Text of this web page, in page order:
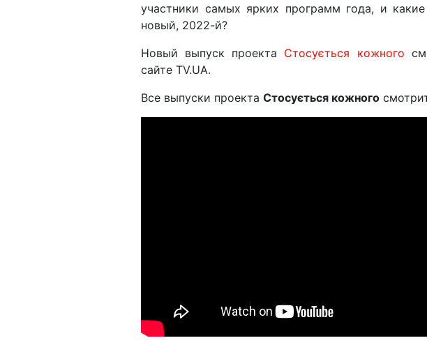
участники самых ярких программ года, и
новый, 2022-й?
Новый выпуск проекта Стосується кожного
сайте TV.UA.
Все выпуски проекта Стосується кожного